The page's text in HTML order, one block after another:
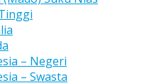
– Negeri
– Swasta